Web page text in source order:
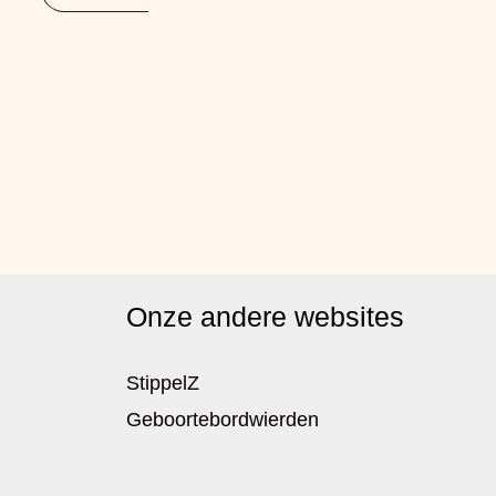
Onze andere websites
StippelZ
Geboortebordwierden